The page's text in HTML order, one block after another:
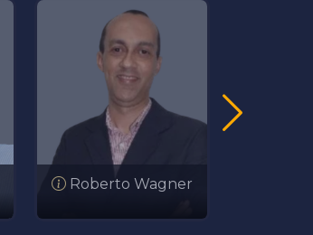
Roberto Wagner